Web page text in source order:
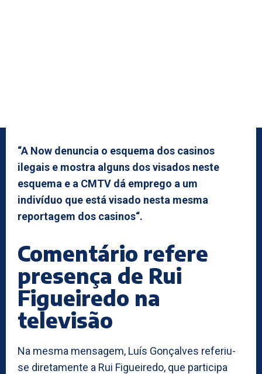
“A Now denuncia o esquema dos casinos
ilegais e mostra alguns dos visados neste
esquema e a CMTV dá emprego a um
indivíduo que está visado nesta mesma
reportagem dos casinos“.
Comentário refere
presença de Rui
Figueiredo na
televisão
Na mesma mensagem, Luís Gonçalves referiu-
se diretamente a Rui Figueiredo, que participa